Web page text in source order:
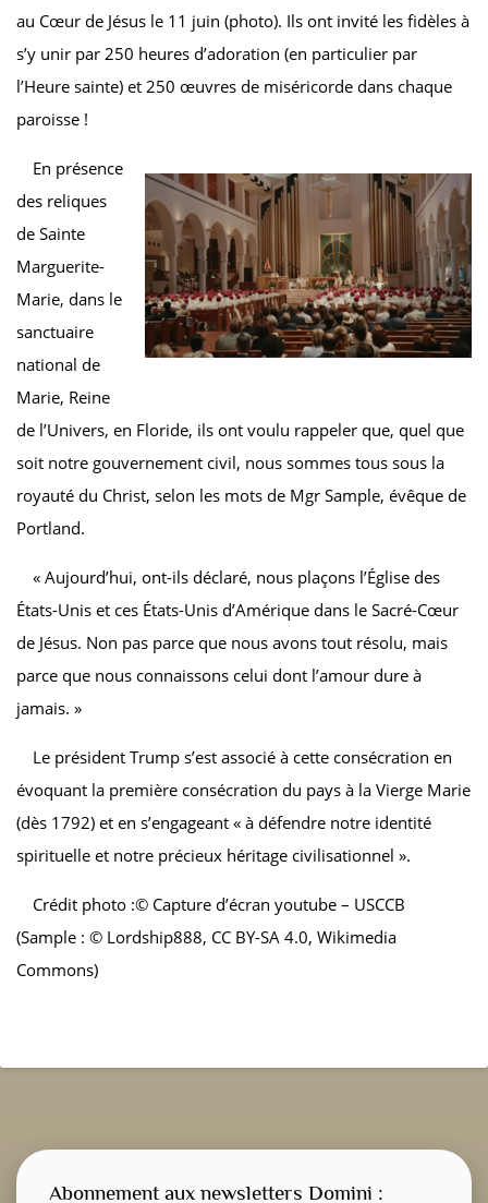
au Cœur de Jésus le 11 juin (photo). Ils ont invité les fidèles à
s’y unir par 250 heures d’adoration (en particulier par
l’Heure sainte) et 250 œuvres de miséricorde dans chaque
paroisse !
En présence
des reliques
de Sainte
Marguerite-
Marie, dans le
sanctuaire
national de
Marie, Reine
de l’Univers, en Floride, ils ont voulu rappeler que, quel que
soit notre gouvernement civil, nous sommes tous sous la
royauté du Christ, selon les mots de Mgr Sample, évêque de
Portland.
« Aujourd’hui, ont-ils déclaré, nous plaçons l’Église des
États-Unis et ces États-Unis d’Amérique dans le Sacré-Cœur
de Jésus. Non pas parce que nous avons tout résolu, mais
parce que nous connaissons celui dont l’amour dure à
jamais. »
Le président Trump s’est associé à cette consécration en
évoquant la première consécration du pays à la Vierge Marie
(dès 1792) et en s’engageant « à défendre notre identité
spirituelle et notre précieux héritage civilisationnel ».
Crédit photo :© Capture d’écran youtube – USCCB
(Sample : © Lordship888, CC BY-SA 4.0, Wikimedia
Commons)
Abonnement aux newsletters Domini :